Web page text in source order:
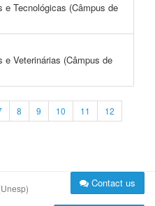
e Tecnológicas (Câmpus de
e Veterinárias (Câmpus de
8 9 10 11
12
Contact us